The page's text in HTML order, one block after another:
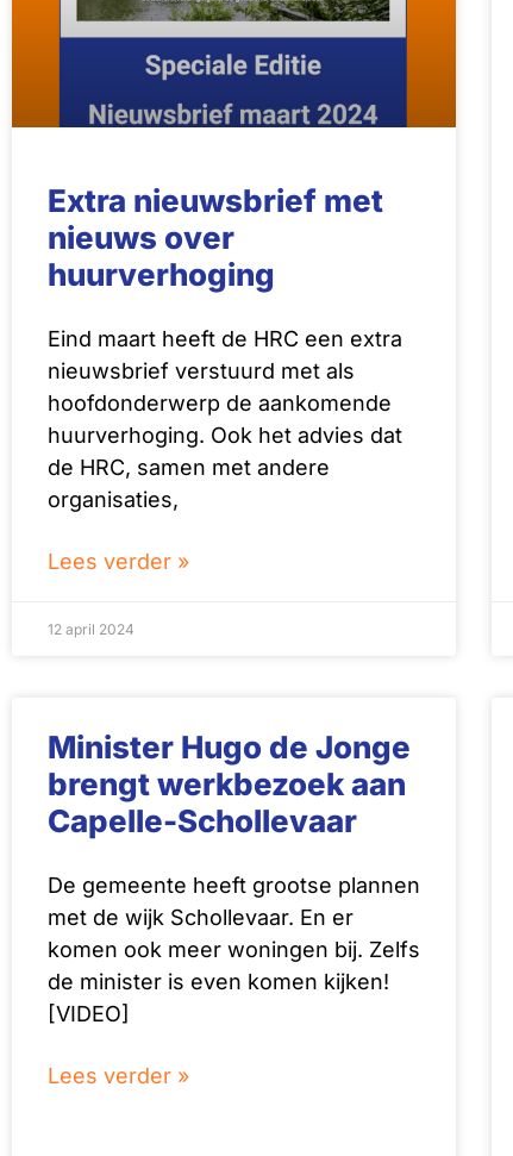
Extra nieuwsbrief met
nieuws over
huurverhoging
Eind maart heeft de HRC een extra
nieuwsbrief verstuurd met als
hoofdonderwerp de aankomende
huurverhoging. Ook het advies dat
de HRC, samen met andere
organisaties,
Lees verder »
12 april 2024
Minister Hugo de Jonge
brengt werkbezoek aan
Capelle-Schollevaar
De gemeente heeft grootse plannen
met de wijk Schollevaar. En er
komen ook meer woningen bij. Zelfs
de minister is even komen kijken!
[VIDEO]
Lees verder »